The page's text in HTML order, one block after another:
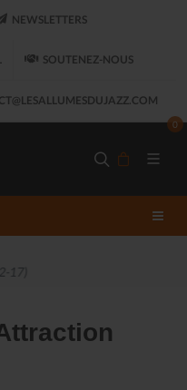
NEWSLETTERS
SOUTENEZ-NOUS
0
JAZZ FONT SALON, LE